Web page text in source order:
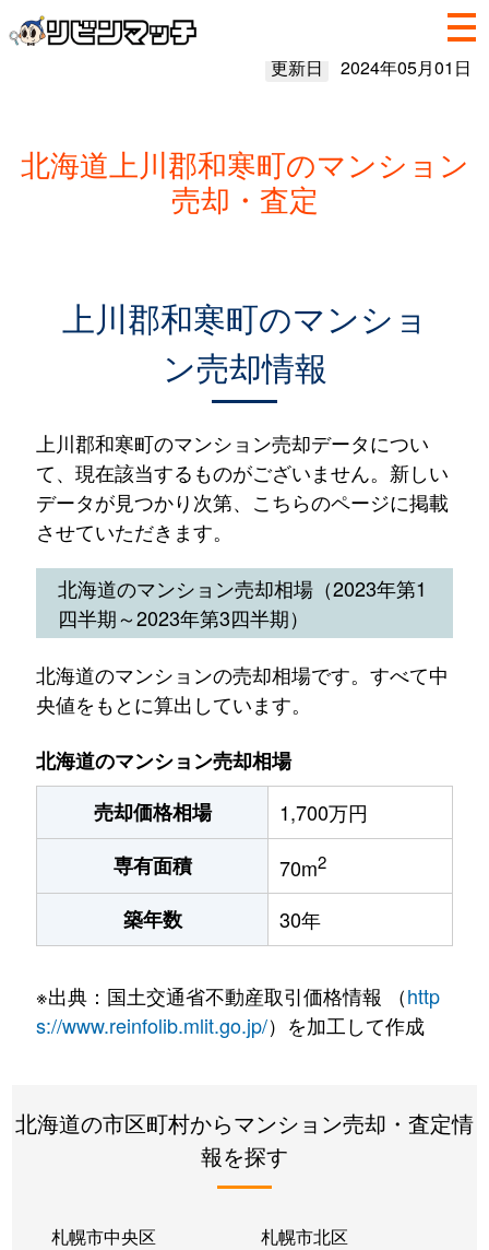
更新日 2024年05月01日
北海道上川郡和寒町のマンション
売却・査定
上川郡和寒町のマンショ
ン売却情報
上川郡和寒町のマンション売却データについ
て、現在該当するものがございません。新しい
データが見つかり次第、こちらのページに掲載
させていただきます。
北海道のマンション売却相場（2023年第1
四半期～2023年第3四半期）
北海道のマンションの売却相場です。すべて中
央値をもとに算出しています。
北海道のマンション売却相場
売却価格相場
1,700万円
専有面積
70m2
築年数 30年
※出典：国土交通省不動産取引価格情報 （http
s://www.reinfolib.mlit.go.jp/）を加工して作成
北海道の市区町村からマンション売却・査定情
報を探す
札幌市中央区 札幌市北区